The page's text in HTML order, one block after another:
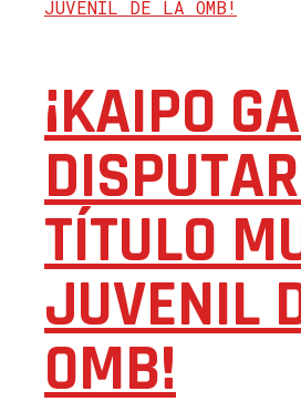
¡KAIPO
TÍTULO
JUVENIL
OMB!